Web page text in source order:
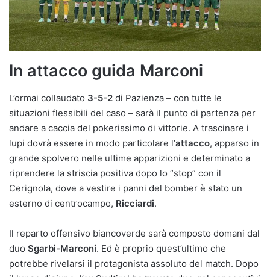
In attacco guida Marconi
L’ormai collaudato 3-5-2 di Pazienza – con tutte le
situazioni flessibili del caso – sarà il punto di partenza per
andare a caccia del pokerissimo di vittorie. A trascinare i
lupi dovrà essere in modo particolare l’attacco, apparso in
grande spolvero nelle ultime apparizioni e determinato a
riprendere la striscia positiva dopo lo “stop” con il
Cerignola, dove a vestire i panni del bomber è stato un
esterno di centrocampo, Ricciardi.
Il reparto offensivo biancoverde sarà composto domani dal
duo Sgarbi-Marconi. Ed è proprio quest’ultimo che
potrebbe rivelarsi il protagonista assoluto del match. Dopo